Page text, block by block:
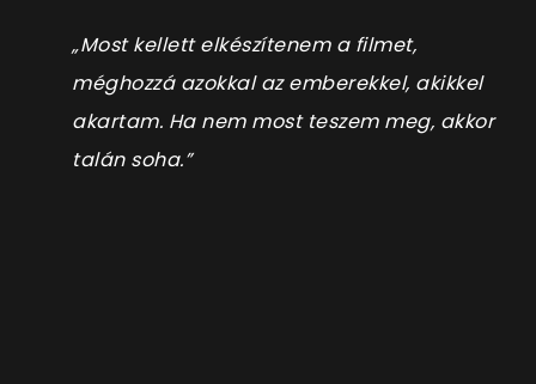
„Most kellett elkészítenem a filmet,
méghozzá azokkal az emberekkel, akikkel
akartam. Ha nem most teszem meg, akkor
talán soha.”